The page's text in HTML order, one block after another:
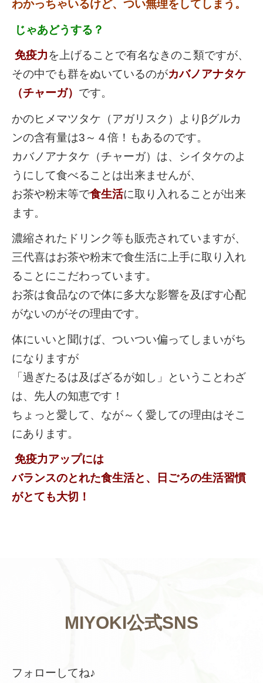
わかっちゃいるけど、つい無理をしてしまう。
じゃあどうする？
免疫力を上げることで有名なきのこ類ですが、
その中でも群をぬいているのがカバノアナタケ
（チャーガ） です。
かのヒメマツタケ（アガリスク）よりβグルカ
ンの含有量は3～４倍！もあるのです。
カバノアナタケ（チャーガ）は、シイタケのよ
うにして食べることは出来ませんが、
お茶や粉末等で食生活に取り入れることが出来
ます。
濃縮されたドリンク等も販売されていますが、
三代喜はお茶や粉末で食生活に上手に取り入れ
ることにこだわっています。
お茶は食品なので体に多大な影響を及ぼす心配
がないのがその理由です。
体にいいと聞けば、ついつい偏ってしまいがち
になりますが
「過ぎたるは及ばざるが如し」ということわざ
は、先人の知恵です！
ちょっと愛して、なが～く愛しての理由はそこ
にあります。
免疫力アップには
バランスのとれた食生活と、日ごろの生活習慣
がとても大切！
MIYOKI公式SNS
フォローしてね♪